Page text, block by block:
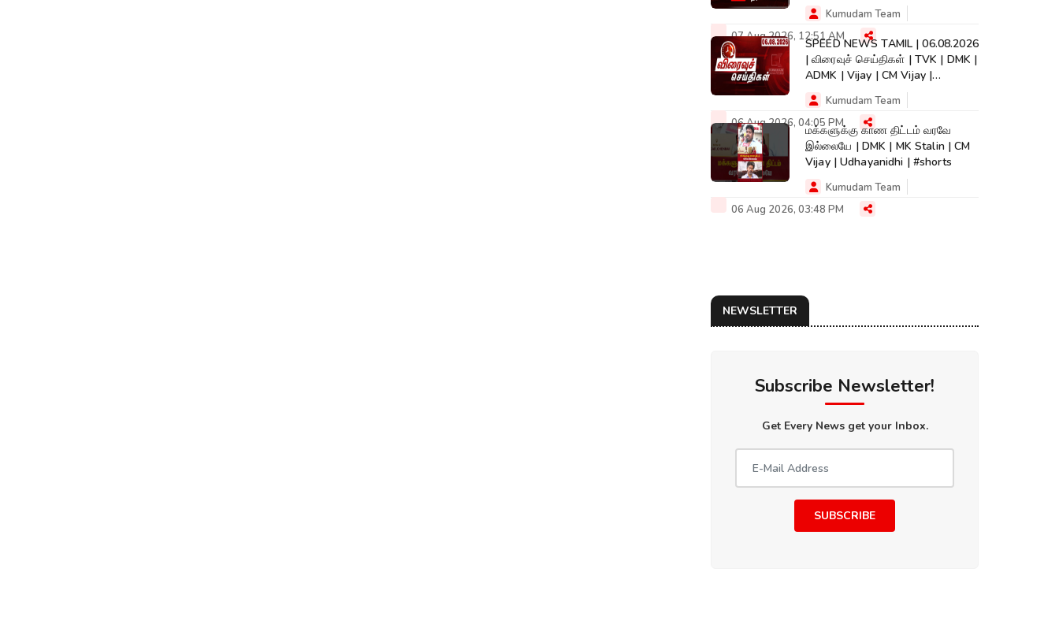
| TVK | DMK
Kumudam Team
07 Aug 2026, 12:51 AMSPEED NEWS TAMIL | 06.08.2026
| விரைவுச் செய்திகள் | TVK | DMK |
ADMK | Vijay | CM Vijay |
Kumudam
Kumudam Team
06 Aug 2026, 04:05 PMமக்களுக்கு காண திட்டம் வரவே
இல்லையே | DMK | MK Stalin | CM
Vijay | Udhayanidhi | #shorts
Kumudam Team
06 Aug 2026, 03:48 PM
NEWSLETTER
Subscribe Newsletter!
Get Every News get your Inbox.
SUBSCRIBE